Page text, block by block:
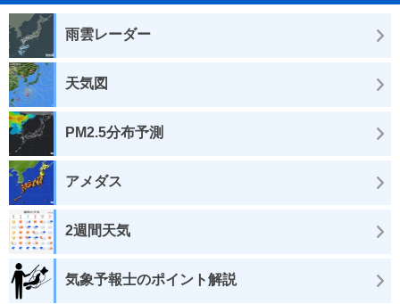
雨雲レーダー
天気図
PM2.5分布予測
アメダス
2週間天気
気象予報士のポイント解説